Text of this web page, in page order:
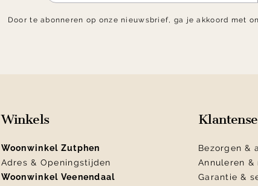
Door te abonneren op onze nieuwsbrief, ga je akkoord met
Winkels
Woonwinkel Zutphen
Adres & Openingstijden
Woonwinkel Veenendaal
Bezorgen &
Annuleren &
Garantie &